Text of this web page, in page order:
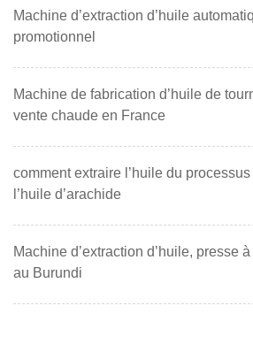
Machine d’extraction d’huile
promotionnel
Machine de fabrication d’huile de
vente chaude en France
comment extraire l’huile du processus
l’huile d’arachide
Machine d’extraction d’huile, presse
au Burundi